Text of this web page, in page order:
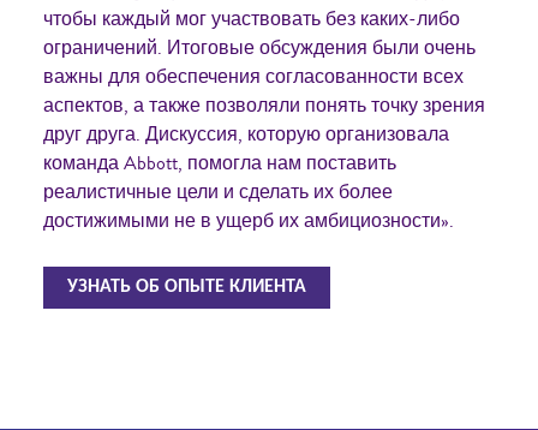
чтобы каждый мог участвовать без каких-либо
ограничений. Итоговые обсуждения были очень
важны для обеспечения согласованности всех
аспектов, а также позволяли понять точку зрения
друг друга. Дискуссия, которую организовала
команда Abbott, помогла нам поставить
реалистичные цели и сделать их более
достижимыми не в ущерб их амбициозности».
УЗНАТЬ ОБ ОПЫТЕ КЛИЕНТА